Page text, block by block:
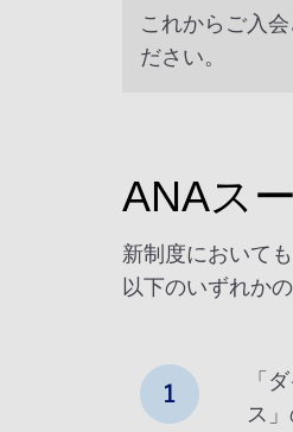
これからご入
ださい。
ANAス
新制度において
以下のいずれか
「
ス